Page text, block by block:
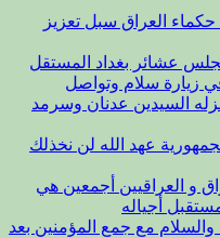
العراق سبل تعزيز
عشائر بغداد المستقل
زيارة سلام وتواصل
السيدين عدنان وسرمد
عهد الله لن نخذلك
و العراقيين أجمعين هي
أجياله
والسلام مع جمع المؤمنين بعد